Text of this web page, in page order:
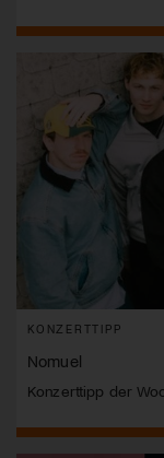
KONZERTTIPP
Nomuel
Konzerttipp der